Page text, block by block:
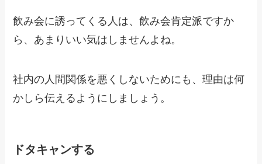
飲み会に誘ってくる人は、飲み会肯定派ですか
ら、あまりいい気はしませんよね。
社内の人間関係を悪くしないためにも、理由は何
かしら伝える ようにしましょう。
ドタキャンする